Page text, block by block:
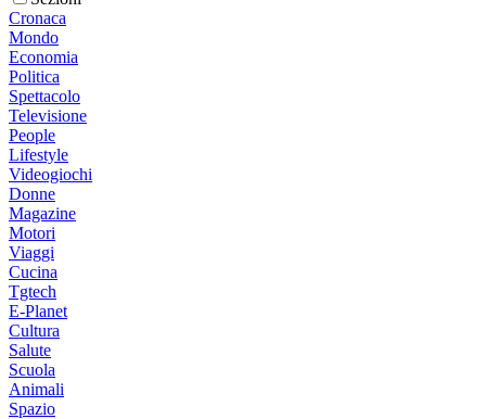
Cronaca
Mondo
Economia
Politica
Spettacolo
Televisione
People
Lifestyle
Videogiochi
Donne
Magazine
Motori
Viaggi
Cucina
Tgtech
E-Planet
Cultura
Salute
Scuola
Animali
Spazio